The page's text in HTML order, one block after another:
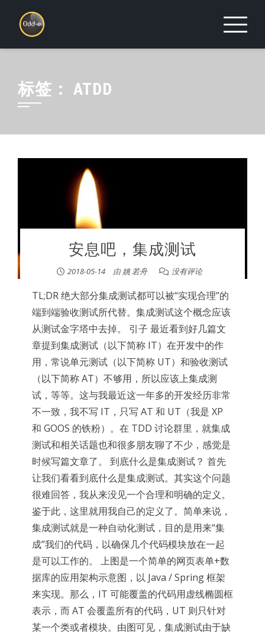
content
标签： ATDD
安息吧，集成测试
2018-05-14 由姚 若舟 没有评论
TL;DR 绝大部分集成测试都可以被“实现合理”的
端到端验收测试所代替。集成测试这个概念应该
从测试金字塔中去掉。 引子 最近看到好几篇文
章提到集成测试（以下简称 IT）在开发中的作
用，常说单元测试（以下简称 UT）和验收测试
（以下简称 AT）不够用，所以应该上集成测
试，等等。这与我最近这一年多的开发经历非常
不一致，我不写 IT，只写 AT 和 UT（我是 XP
和 GOOS 的铁粉）。在 TDD 讨论群里，就集成
测试和相关话题也和很多朋友聊了不少，感觉是
时候写篇文章了。 到底什么是集成测试？ 首先
让我们看看到底什么是集成测试。其实这个问题
很难回答，我从来没见一个合理和明确的定义。
鉴于此，这里就用我自己的定义了。简单来说，
集成测试就是一种自动化测试，目的是用来“集
成”我们的代码，以确保几个代码模块放在一起
是可以工作的。 上图是一个简单的网页表单+数
据库的应用架构示意图，以 Java / Spring 框架
来实现。那么，IT 可能覆盖的代码用虚线椭圆框
表示，而 AT 会覆盖所有的代码，UT 则只针对
某一个类或者模块。由图可见，集成测试由于缺